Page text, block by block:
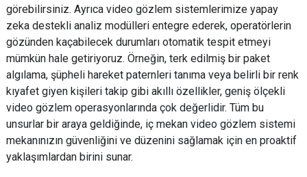
görebilirsiniz. Ayrıca video gözlem sistemlerimize yapay
zeka destekli analiz modülleri entegre ederek, operatörlerin
gözünden kaçabilecek durumları otomatik tespit etmeyi
mümkün hale getiriyoruz. Örneğin, terk edilmiş bir paket
algılama, şüpheli hareket paternleri tanıma veya belirli bir renk
kıyafet giyen kişileri takip gibi akıllı özellikler, geniş ölçekli
video gözlem operasyonlarında çok değerlidir. Tüm bu
unsurlar bir araya geldiğinde, iç mekan video gözlem sistemi
mekanınızın güvenliğini ve düzenini sağlamak için en proaktif
yaklaşımlardan birini sunar.